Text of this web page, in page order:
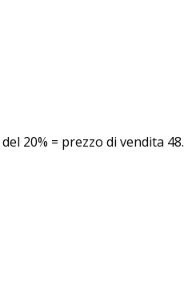
20% = prezzo di vendita 48.